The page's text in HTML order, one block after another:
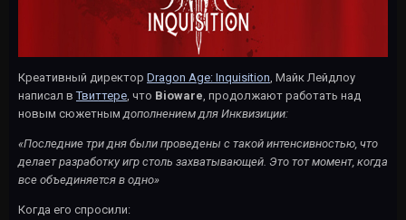
Креативный директор Dragon Age: Inquisition, Майк Лейдлоу
написал вТвиттере, что Bioware, продолжают работать над
новым сюжетнымдополнением для Инквизиции:
«Последние три дня были проведены с такой интенсивностью, что
делает разработку игр столь захватывающей. Это тот момент, когда
все объединяется в одно»
Когда его спросили: